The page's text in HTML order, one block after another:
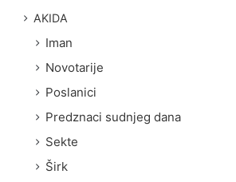
AKIDA
Iman
Novotarije
Poslanici
Predznaci sudnjeg dana
Sekte
Širk